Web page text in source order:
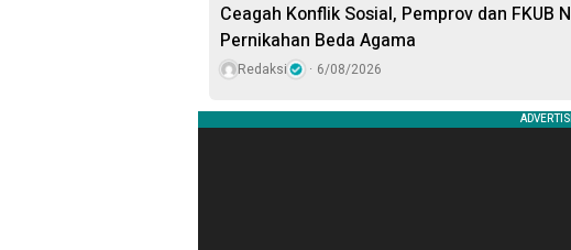
Ceagah Konflik Sosial, Pemprov dan FKUB
Pernikahan Beda Agama
Redaksi 6/08/2026